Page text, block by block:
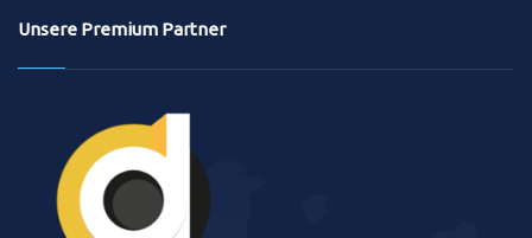
Unsere Premium Partner